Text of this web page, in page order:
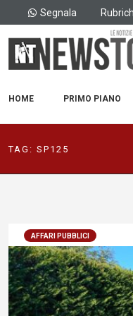
Segnala
HOME PRIMO PIANO
TAG: SP125
AFFARI PUBBLICI